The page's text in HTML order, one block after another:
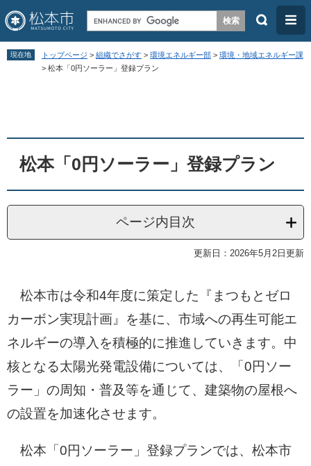
ペ
す
。
メ
し
て
検
メ
ニ
ュ
現在地 トップページ > 組織でさがす > 環境エネルギー部 > 環境・地域エネルギー課
> 松本「0円ソーラー」登録プラン
松本「0円ソーラー」登録プラン
ページ内目次
更新日：2026年5月2日更新
松本市は令和4年度に策定した『まつもとゼロ
カーボン実現計画』を基に、市域への再生可能エ
ネルギーの導入を積極的に推進していきます。中
核となる太陽光発電設備については、「0円ソー
ラー」の周知・普及等を通じて、建築物の屋根へ
の設置を加速化させます。
松本「0円ソーラー」登録プランでは、松本市